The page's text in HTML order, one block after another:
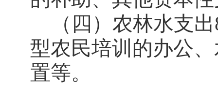
（四）农林水支出
型农民培训的办公
置等。